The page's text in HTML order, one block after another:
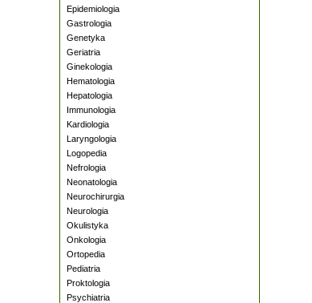
Epidemiologia
Gastrologia
Genetyka
Geriatria
Ginekologia
Hematologia
Hepatologia
Immunologia
Kardiologia
Laryngologia
Logopedia
Nefrologia
Neonatologia
Neurochirurgia
Neurologia
Okulistyka
Onkologia
Ortopedia
Pediatria
Proktologia
Psychiatria